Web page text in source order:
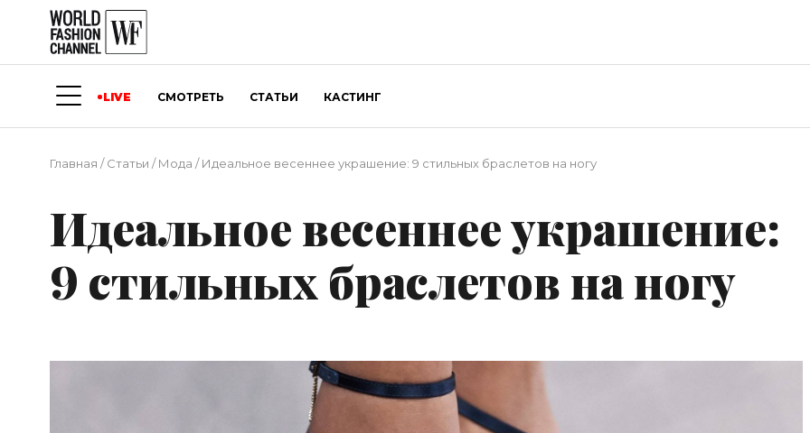
LIVE СМОТРЕТЬ СТАТЬИ КАСТИНГ
Главная /Статьи /Мода /Идеальное весеннее украшение: 9 стильных браслетов на ногу
Идеальное весеннее украшение:
9 стильных браслетов на ногу